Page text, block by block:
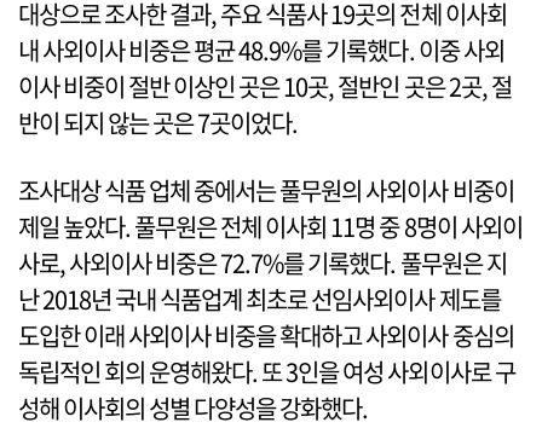
대상으로 조사한 결과, 주요 식품사 19곳의 전체 이사회
내 사외이사 비중은 평균 48.9%를 기록했다. 이중 사외
이사 비중이 절반 이상인 곳은 10곳, 절반인 곳은 2곳, 절
반이 되지 않는 곳은 7곳이었다.
조사대상 식품 업체 중에서는 풀무원의 사외이사 비중이
제일 높았다. 풀무원은 전체 이사회 11명 중 8명이 사외이
사로, 사외이사 비중은 72.7%를 기록했다. 풀무원은 지
난 2018년 국내 식품업계 최초로 선임사외이사 제도를
도입한 이래 사외이사 비중을 확대하고 사외이사 중심의
독립적인 회의 운영해왔다. 또 3인을 여성 사외이사로 구
성해 이사회의 성별 다양성을 강화했다.